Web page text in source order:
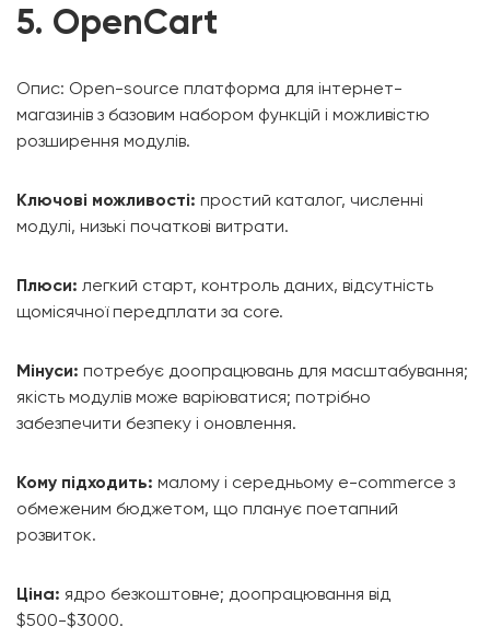
5. OpenCart
Опис: Open-source платформа для інтернет-
магазинів з базовим набором функцій і можливістю
розширення модулів.
Ключові можливості: простий каталог, численні
модулі, низькі початкові витрати.
Плюси: легкий старт, контроль даних, відсутність
щомісячної передплати за core.
Мінуси: потребує доопрацювань для масштабування;
якість модулів може варіюватися; потрібно
забезпечити безпеку і оновлення.
Кому підходить: малому і середньому e-commerce з
обмеженим бюджетом, що планує поетапний
розвиток.
Ціна: ядро безкоштовне; доопрацювання від
$500-$3000.